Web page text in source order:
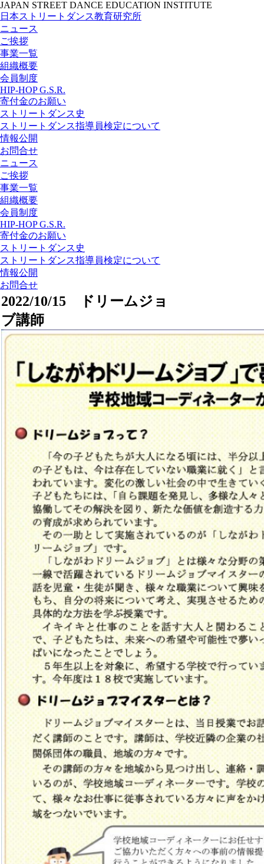
JAPAN STREET DANCE EDUCATION INSTITUTE
日本ストリートダンス教育研究所
ニュース
ご挨拶
事業一覧
組織概要
会員制度
HIP-HOP G.S.R.
寄付金のお願い
ストリートダンス史
ストリートダンス指導員検定について
情報公開
お問合せ
ニュース
ご挨拶
事業一覧
組織概要
会員制度
HIP-HOP G.S.R.
寄付金のお願い
ストリートダンス史
ストリートダンス指導員検定について
情報公開
お問合せ
2022/10/15 ドリームジョ
ブ講師